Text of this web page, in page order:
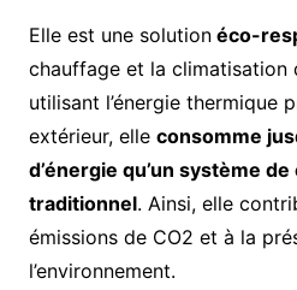
Elle est une solutionéco-
chauffage et la climatisation
utilisant l’énergie thermique
extérieur, elle consomme
d’énergie qu’un système
traditionnel. Ainsi, elle
émissions de CO2 et à la
l’environnement.